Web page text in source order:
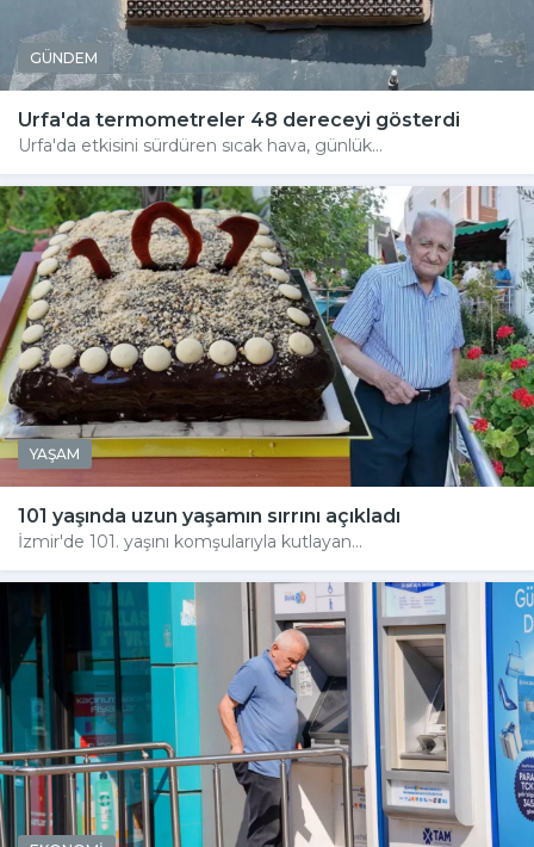
GÜNDEM
Urfa'da termometreler 48 dereceyi gösterdi
Urfa'da etkisini sürdüren sıcak hava, günlük...
YAŞAM
101 yaşında uzun yaşamın sırrını açıkladı
İzmir'de 101. yaşını komşularıyla kutlayan...